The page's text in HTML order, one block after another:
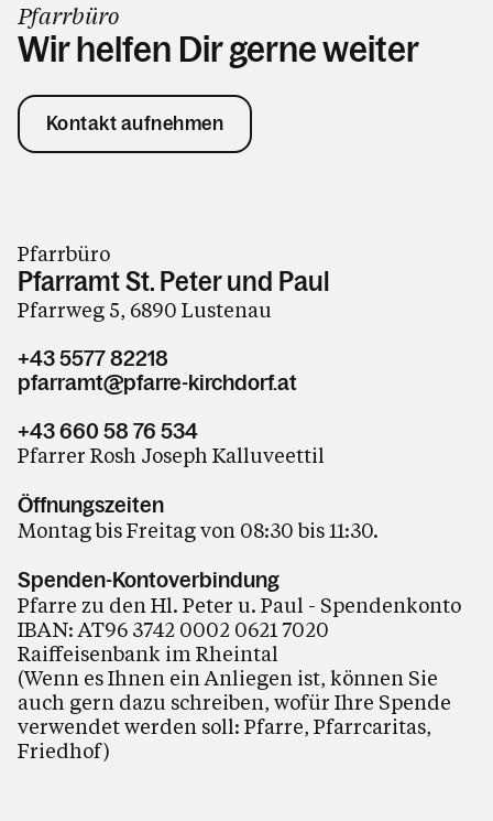
Pfarrbüro
Wir helfen Dir gerne weiter
Kontakt aufnehmen
Pfarrbüro
Pfarramt St. Peter und Paul
Pfarrweg 5, 6890 Lustenau
+43 5577 82218
pfarramt@pfarre-kirchdorf.at
+43 660 58 76 534
Pfarrer Rosh Joseph Kalluveettil
Öffnungszeiten
Montag bis Freitag von 08:30 bis 11:30.
Spenden-Kontoverbindung
Pfarre zu den Hl. Peter u. Paul - Spendenkonto
IBAN: AT96 3742 0002 0621 7020
Raiffeisenbank im Rheintal
(Wenn es Ihnen ein Anliegen ist, können Sie
auch gern dazu schreiben, wofür Ihre Spende
verwendet werden soll: Pfarre, Pfarrcaritas,
Friedhof)